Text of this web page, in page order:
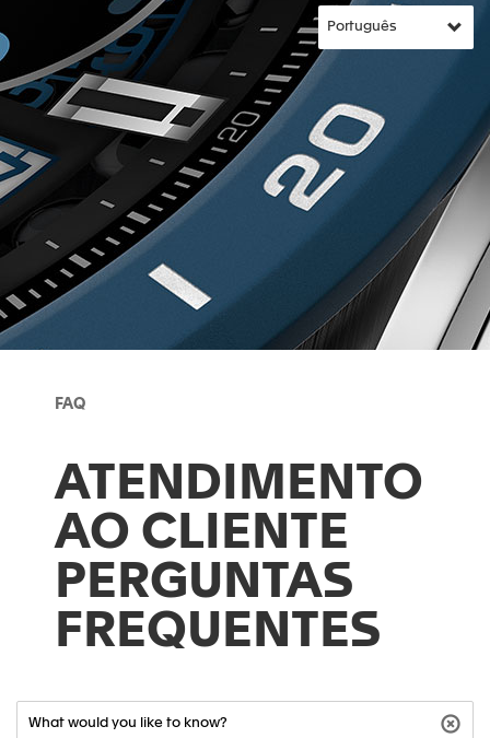
FAQ
ATENDIMENTO
AO CLIENTE
PERGUNTAS
FREQUENTES